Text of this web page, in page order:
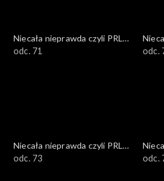
Niecała nieprawda czyli PRL
w DTV
odc. 71
w
odc.
Niecała nieprawda czyli PRL
w DTV
odc. 73
w
odc.